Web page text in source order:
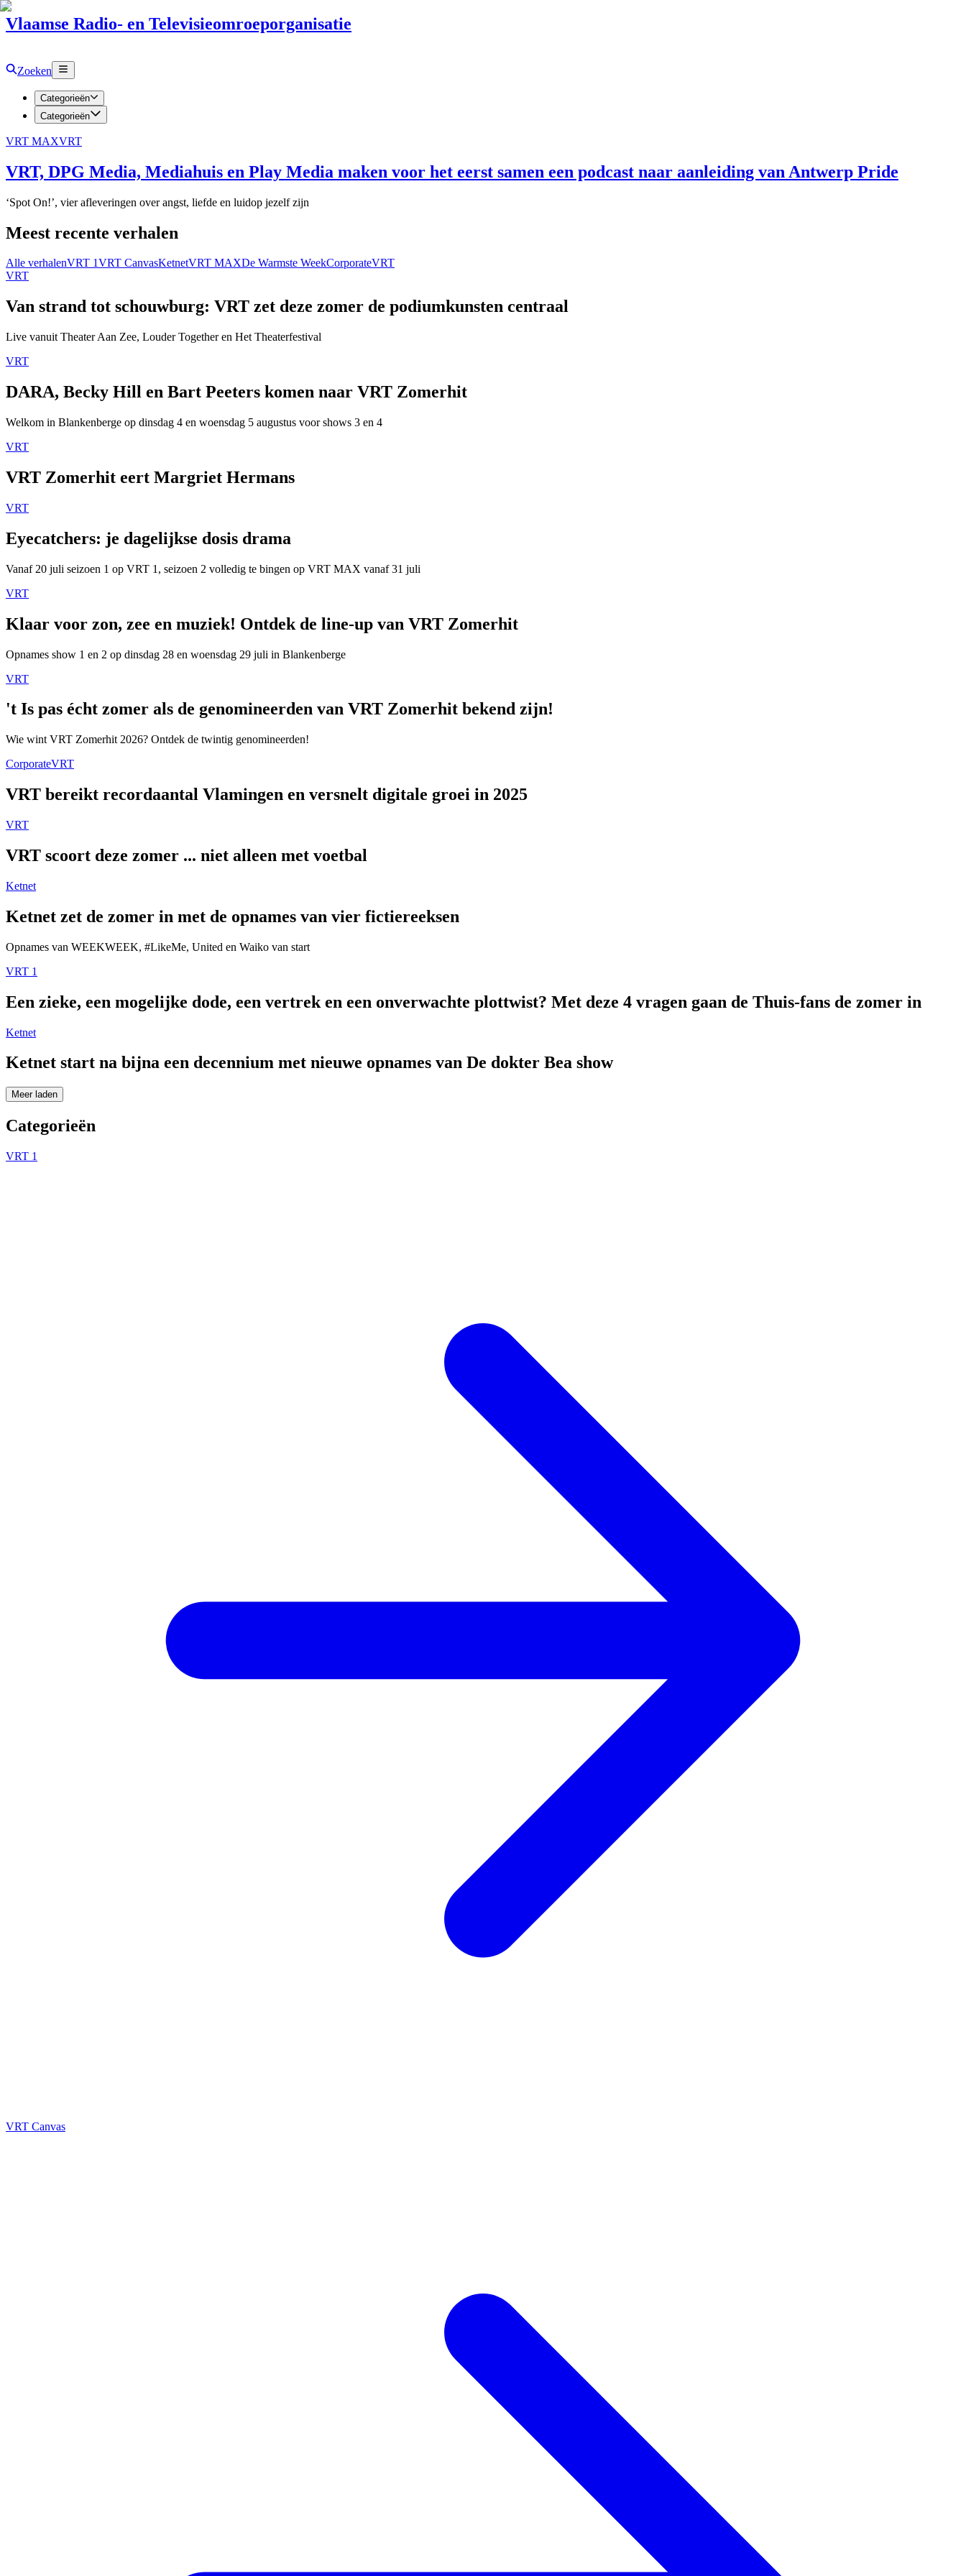
Vlaamse Radio- en Televisieomroeporganisatie
Zoeken
Categorieën
Categorieën
VRT MAXVRT
VRT, DPG Media, Mediahuis en Play Media maken voor het eerst samen een podcast naar aanleiding van Antwerp Pride
‘Spot On!’, vier afleveringen over angst, liefde en luidop jezelf zijn
Meest recente verhalen
Alle verhalenVRT 1VRT CanvasKetnetVRT MAXDe Warmste WeekCorporateVRT
VRT
Van strand tot schouwburg: VRT zet deze zomer de podiumkunsten centraal
Live vanuit Theater Aan Zee, Louder Together en Het Theaterfestival
VRT
DARA, Becky Hill en Bart Peeters komen naar VRT Zomerhit
Welkom in Blankenberge op dinsdag 4 en woensdag 5 augustus voor shows 3 en 4
VRT
VRT Zomerhit eert Margriet Hermans
VRT
Eyecatchers: je dagelijkse dosis drama
Vanaf 20 juli seizoen 1 op VRT 1, seizoen 2 volledig te bingen op VRT MAX vanaf 31 juli
VRT
Klaar voor zon, zee en muziek! Ontdek de line-up van VRT Zomerhit
Opnames show 1 en 2 op dinsdag 28 en woensdag 29 juli in Blankenberge
VRT
't Is pas écht zomer als de genomineerden van VRT Zomerhit bekend zijn!
Wie wint VRT Zomerhit 2026? Ontdek de twintig genomineerden!
CorporateVRT
VRT bereikt recordaantal Vlamingen en versnelt digitale groei in 2025
VRT
VRT scoort deze zomer ... niet alleen met voetbal
Ketnet
Ketnet zet de zomer in met de opnames van vier fictiereeksen
Opnames van WEEKWEEK, #LikeMe, United en Waiko van start
VRT 1
Een zieke, een mogelijke dode, een vertrek en een onverwachte plottwist? Met deze 4 vragen gaan de Thuis-fans de zomer in
Ketnet
Ketnet start na bijna een decennium met nieuwe opnames van De dokter Bea show
Meer laden
Categorieën
VRT 1
VRT Canvas